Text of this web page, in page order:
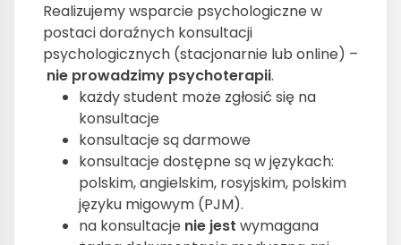
Realizujemy wsparcie psychologiczne w
postaci doraźnych konsultacji
psychologicznych (stacjonarnie lub online) –
nie prowadzimy psychoterapii.
każdy student może zgłosić się na
konsultacje
konsultacje są darmowe
konsultacje dostępne są w językach:
polskim, angielskim, rosyjskim, polskim
języku migowym (PJM).
na konsultacje nie jest wymagana